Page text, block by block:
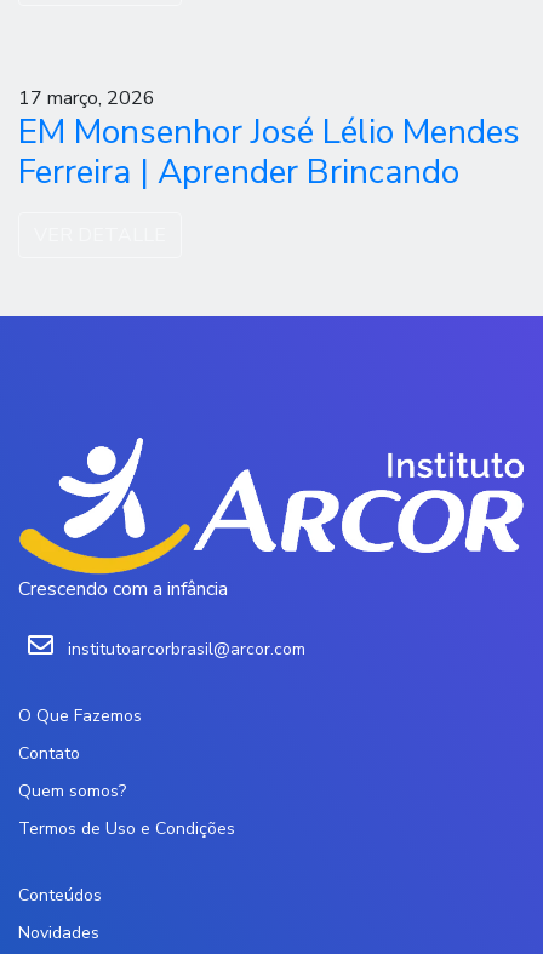
17 março, 2026
EM Monsenhor José Lélio Mendes
Ferreira | Aprender Brincando
Crescendo com a infância
institutoarcorbrasil@arcor.com
O Que Fazemos
Contato
Quem somos?
Termos de Uso e Condições
Conteúdos
Novidades